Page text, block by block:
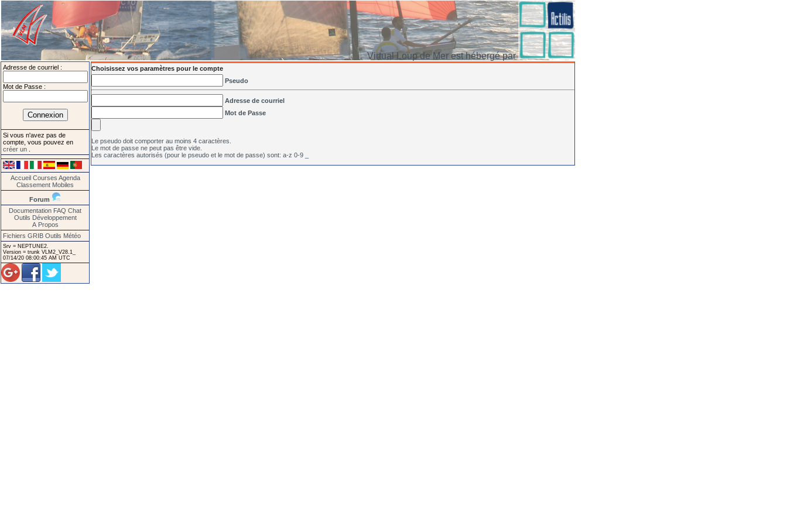
Virtual Loup de Mer est hébergé par
Adresse de courriel :
Mot de Passe :
Si vous n'avez pas de
compte, vous pouvez en
créer un
Accueil Courses Agenda
Classement Mobiles
Forum
Documentation FAQ Chat
Outils Développement
A Propos
Fichiers GRIB Outils Météo
Srv = NEPTUNE2.
Version = trunk VLM2_V28.1_
07/14/20 08:00:45 AM UTC
Choisissez vos paramètres pour le compte
Pseudo
Adresse de courriel
Mot de Passe
Le pseudo doit comporter au moins 4 caractères.
Le mot de passe ne peut pas être vide.
Les caractères autorisés (pour le pseudo et le mot de passe) sont: a-z 0-9 _